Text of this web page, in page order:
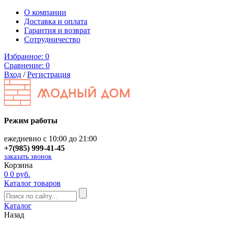
О компании
Доставка и оплата
Гарантия и возврат
Сотрудничество
Избранное: 0
Сравнение: 0
Вход /Регистрация
Режим работы
ежедневно с 10:00 до 21:00
+7(985) 999-41-45
заказать звонок
Корзина
0 0 руб.
Каталог товаров
Каталог
Назад